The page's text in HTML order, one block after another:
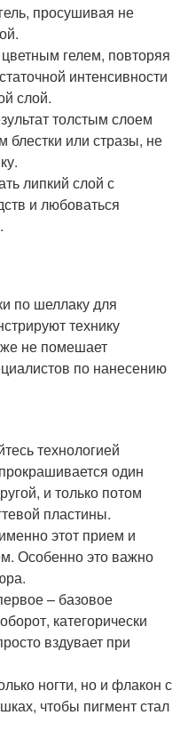
просушивая не
гелем, повторяя
интенсивности
слой.
толстым слоем
блестки или стразы, не
липкий слой с
и любоваться
по шеллаку для
технику
не помешает
по нанесению
технологией
один
и только потом
пластины.
этот прием и
Особенно это важно
– базовое
категорически
вздувает при
ногти, но и флакон с
чтобы пигмент стал